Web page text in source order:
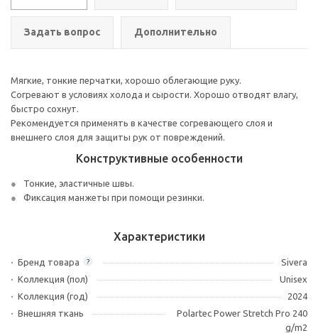
Задать вопрос Дополнительно
Мягкие, тонкие перчатки, хорошо облегающие руку.
Согревают в условиях холода и сырости. Хорошо отводят влагу,
быстро сохнут.
Рекомендуется применять в качестве согревающего слоя и
внешнего слоя для защиты рук от повреждений.
Конструктивные особенности
Тонкие, эластичные швы.
Фиксация манжеты при помощи резинки.
Характеристики
?
Бренд товара
Sivera
Коллекция (пол)
Unisex
Коллекция (год)
2024
Внешняя ткань
Polartec Power Stretch Pro 240
g/m2